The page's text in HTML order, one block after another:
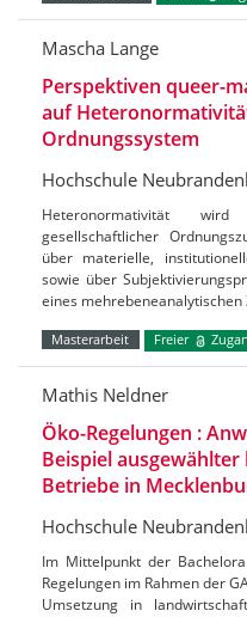
Mascha Lange
Perspektiven queer-
auf
Ordnungssystem
Hochschule
Heteronormativität
gesellschaftlicher
über materielle,
sowie über
eines
Masterarbeit Freier
Mathis Neldner
Öko-Regelungen :
Beispiel
Betriebe in
Hochschule
Im Mittelpunkt der
Regelungen im Rahmen der
Umsetzung in